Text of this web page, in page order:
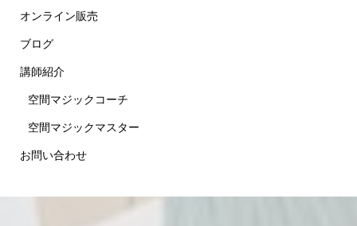
オンライン販売
ブログ
講師紹介
空間マジックコーチ
空間マジックマスター
お問い合わせ